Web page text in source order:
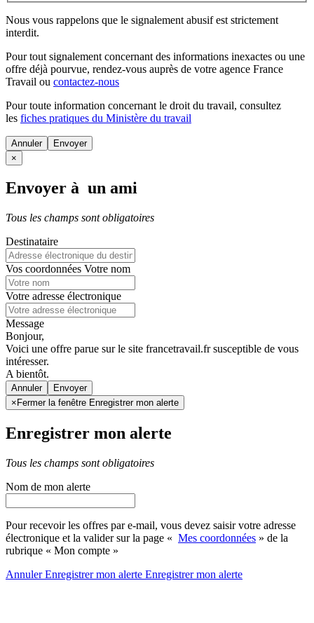
Nous vous rappelons que le signalement abusif est strictement
interdit.
Pour tout signalement concernant des informations inexactes ou une
offre déjà pourvue, rendez-vous auprès de votre agence France
Travail ou contactez-nous
Pour toute information concernant le droit du travail, consultez
les fiches pratiques du Ministère du travail
Annuler
×
Envoyer à un ami
Tous les champs sont obligatoires
Destinataire
Vos coordonnées Votre nom
Votre adresse électronique
Message
Bonjour,
Voici une offre parue sur le site francetravail.fr susceptible de vous
intéresser.
A bientôt.
Annuler
× Fermer la fenêtre Enregistrer mon alerte
Enregistrer mon alerte
Tous les champs sont obligatoires
Nom de mon alerte
Pour recevoir les offres par e-mail, vous devez saisir votre adresse
électronique et la valider sur la page « Mes coordonnées » de la
rubrique « Mon compte »
AnnulerEnregistrer mon alerte Enregistrermon alerte